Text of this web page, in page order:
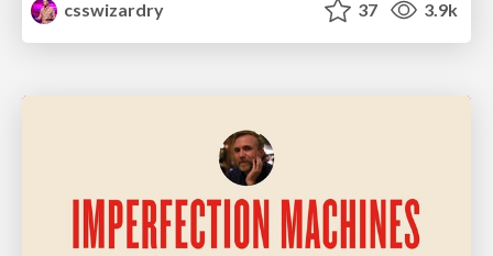
csswizardry
37 3.9k